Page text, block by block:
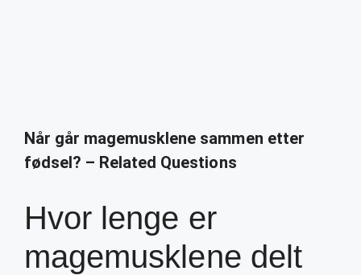
Når går magemusklene sammen etter
fødsel? – Related Questions
Hvor lenge er
magemusklene delt